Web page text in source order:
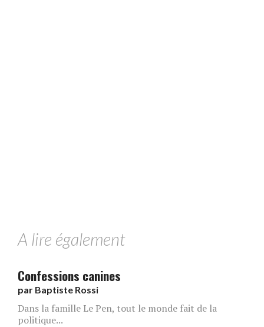
A lire également
Confessions canines
par Baptiste Rossi
Dans la famille Le Pen, tout le monde fait de la
politique...